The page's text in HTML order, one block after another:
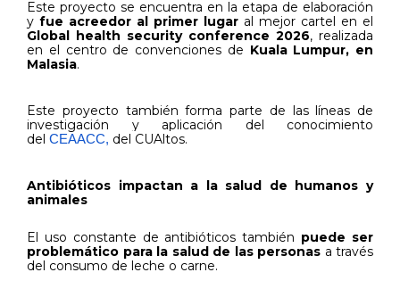
Este proyecto se encuentra en la etapa de elaboración
y fue acreedor al primer lugar al mejor cartel en el
Global health security conference 2026, realizada
en el centro de convenciones de Kuala Lumpur, en
Malasia.
Este proyecto también forma parte de las líneas de
investigación y aplicación del conocimiento
del CEAACC, del CUAltos.
Antibióticos impactan a la salud de humanos y
animales
El uso constante de antibióticos también puede ser
problemático para la salud de las personas a través
del consumo de leche o carne.